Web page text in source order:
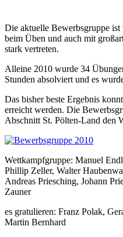
Die aktuelle Bewerbsgruppe
beim Üben und auch mit
stark vertreten.
Alleine 2010 wurde 34
Stunden absolviert und es
Das bisher beste Ergebnis
erreicht werden. Die
Abschnitt St. Pölten-Land den
Wettkampfgruppe: Manuel
Phillip Zeller, Walter
Andreas Priesching, Johann
Zauner
es gratulieren: Franz Polak,
Martin Bernhard